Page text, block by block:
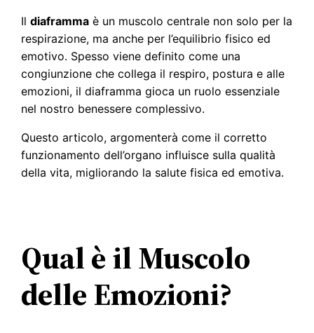
Ildiaframma è un muscolo centrale non solo per la
respirazione, ma anche per l’equilibrio fisico ed
emotivo. Spesso viene definito come una
congiunzione che collega il respiro, postura e alle
emozioni, il diaframma gioca un ruolo essenziale
nel nostro benessere complessivo.
Questo articolo, argomenterà come il corretto
funzionamento dell’organo influisce sulla qualità
della vita, migliorando la salute fisica ed emotiva.
Qual è il Muscolo
delle Emozioni?